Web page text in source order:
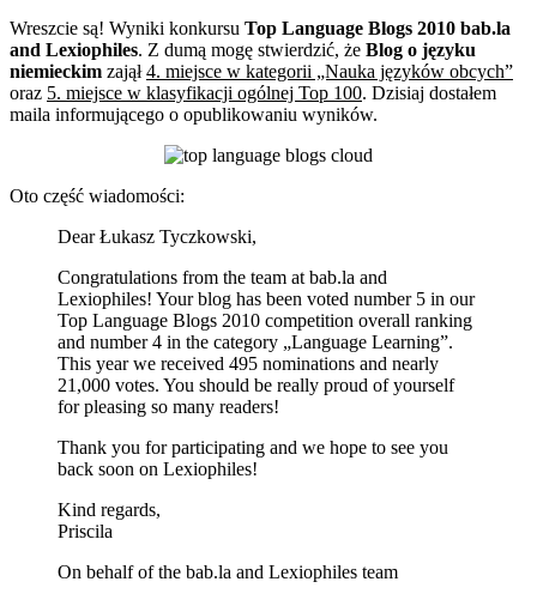
Wreszcie są! Wyniki konkursu Top Language Blogs 2010 bab.la
and Lexiophiles. Z dumą mogę stwierdzić, że Blog o języku
niemieckim zajął4. miejsce w kategorii „Nauka języków obcych”
oraz 5. miejsce w klasyfikacji ogólnej Top 100. Dzisiaj dostałem
maila informującego o opublikowaniu wyników.
Oto część wiadomości:
Dear Łukasz Tyczkowski,
Congratulations from the team at bab.la and
Lexiophiles! Your blog has been voted number 5 in our
Top Language Blogs 2010 competition overall ranking
and number 4 in the category „Language Learning”.
This year we received 495 nominations and nearly
21,000 votes. You should be really proud of yourself
for pleasing so many readers!
Thank you for participating and we hope to see you
back soon on Lexiophiles!
Kind regards,
Priscila
On behalf of the bab.la and Lexiophiles team